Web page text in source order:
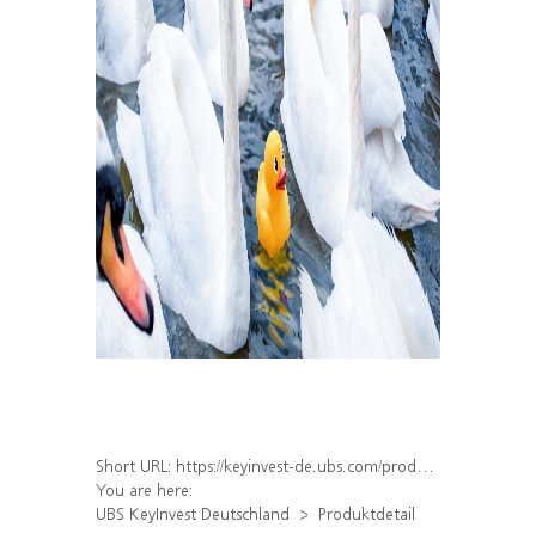
Short URL: https://keyinvest-de.ubs.com/produkt/detail/index/isin/DE000WA58S78
You are here:
UBS KeyInvest Deutschland
Produktdetail